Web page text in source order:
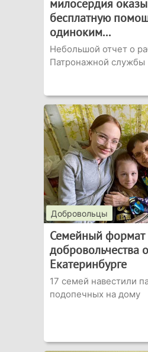
милосердия
бесплатную
одиноким...
Небольшой отчет о
Патронажной службы
Добровольцы
Семейный формат
добровольчества
Екатеринбурге
17 семей навестили
подопечных на дому